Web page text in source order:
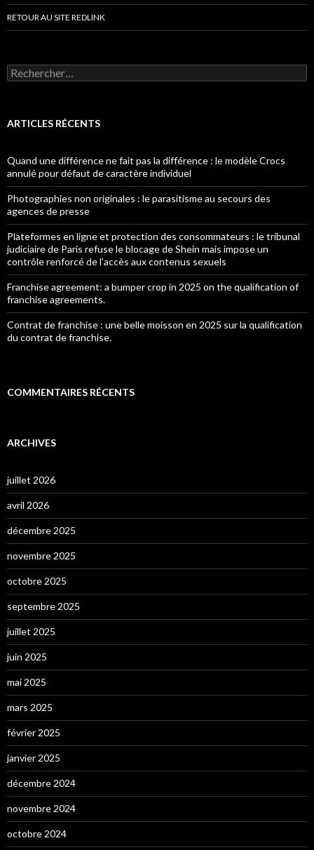
RETOUR AU SITE REDLINK
Rechercher :
ARTICLES RÉCENTS
Quand une différence ne fait pas la différence : le modèle Crocs
annulé pour défaut de caractère individuel
Photographies non originales : le parasitisme au secours des
agences de presse
Plateformes en ligne et protection des consommateurs : le tribunal
judiciaire de Paris refuse le blocage de Shein mais impose un
contrôle renforcé de l’accès aux contenus sexuels
Franchise agreement: a bumper crop in 2025 on the qualification of
franchise agreements.
Contrat de franchise : une belle moisson en 2025 sur la qualification
du contrat de franchise.
COMMENTAIRES RÉCENTS
ARCHIVES
juillet 2026
avril 2026
décembre 2025
novembre 2025
octobre 2025
septembre 2025
juillet 2025
juin 2025
mai 2025
mars 2025
février 2025
janvier 2025
décembre 2024
novembre 2024
octobre 2024